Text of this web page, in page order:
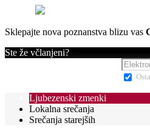
Sklepajte nova poznanstva blizu vas
Ste že včlanjeni?
Ljubezenski zmenki
Lokalna srečanja
Srečanja starejših